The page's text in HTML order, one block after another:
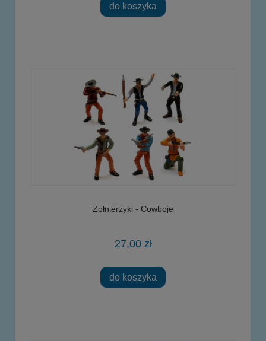
do koszyka
Żołnierzyki - Cowboje
27,00 zł
do koszyka